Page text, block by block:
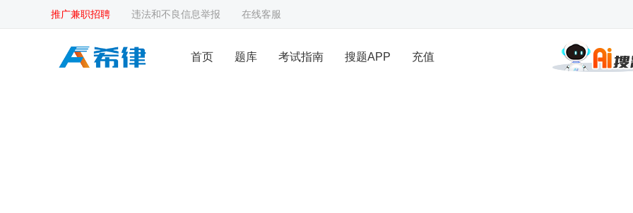
推广兼职招聘 违法和不良信息举报 在线客服
首页 题库 考试指南 搜题APP 充值